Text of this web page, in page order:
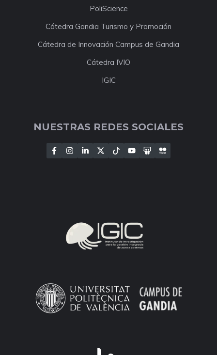
PoliScience
Cátedra Gandia Turismo y Promoción
Cátedra de Innovación Campus de Gandia
Cátedra IVIO
IGIC
NUESTRAS REDES SOCIALES